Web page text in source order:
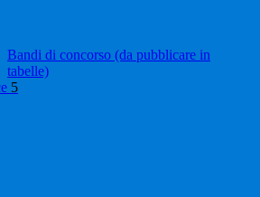
Bandi di concorso (da pubblicare in
tabelle)
5